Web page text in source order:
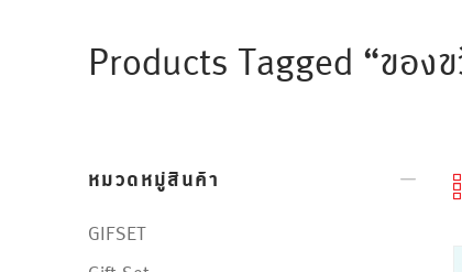
Products Tagged “ของ
หมวดหมู่สินค้า
GIFSET